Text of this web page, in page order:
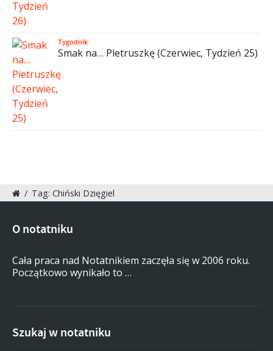
Tygodnik
Smak na… Pietruszkę (Czerwiec, Tydzień 25)
/ Tag: Chiński Dzięgiel
O notatniku
Cała praca nad Notatnikiem zaczęła się w 2006 roku.
Początkowo wynikało to …
Szukaj w notatniku